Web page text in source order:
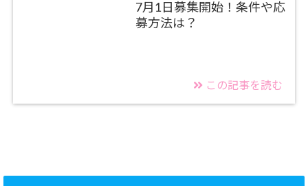
7月1日募集開始！条件や応
募方法は？
この記事を読む